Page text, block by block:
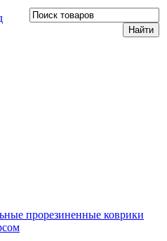
прорезиненные коврики